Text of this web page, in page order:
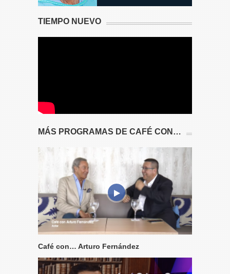
TIEMPO NUEVO
MÁS PROGRAMAS DE CAFÉ CON…
Café con… Arturo Fernández